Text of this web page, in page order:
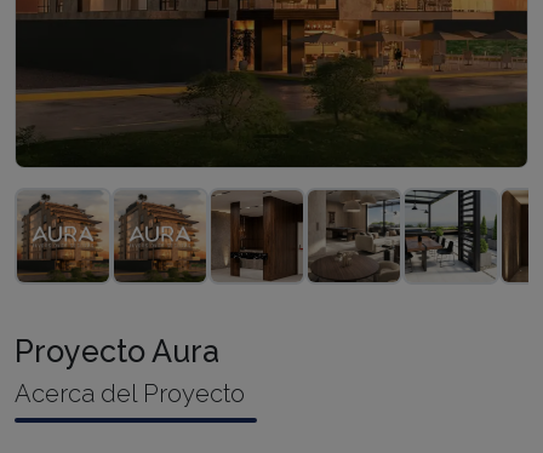
Proyecto Aura
Acerca del Proyecto